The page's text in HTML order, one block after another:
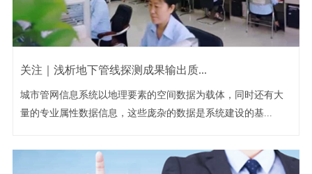
关注｜浅析地下管线探测成果输出质...
城市管网信息系统以地理要素的空间数据为载体，同时还有大
量的专业属性数据信息，这些庞杂的数据是系统建设的基...